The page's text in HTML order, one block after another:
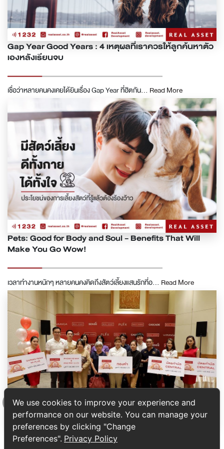
Top
Gap Year Good Years : 4 เหตุผลที่เราควรให้ลูกค้นหาตัว
เองหลังเรียนจบ
เชื่อว่าหลายคนคงเคยได้ยินเรื่อง Gap Year ที่ฮิตกัน... Read More
Pets: Good for Body and Soul - Benefits That Will
Make You Go Wow!
เวลาทำงานหนักๆ หลายคนคงคิดถึงสัตว์เลี้ยงแสนรักที่อ... Read More
Lucky Pig Year Prize Draw Results Announced
We use cookies to improve your experience and
performance on our website. You can manage your
preferences by clicking "Change
Preferences". Privacy Policy